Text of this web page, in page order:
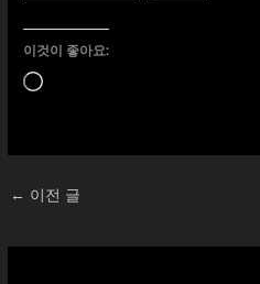
이것이 좋아요:
로
← 이전 글